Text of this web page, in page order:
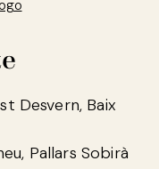
Desvern, Baix
Pallars Sobirà